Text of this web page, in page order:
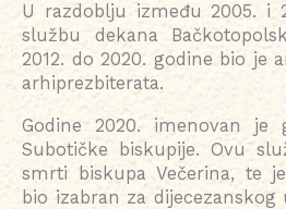
U razdoblju između 2005. i
službu dekana
2012. do 2020. godine bio je
arhiprezbiterata.
Godine 2020. imenovan je
Subotičke biskupije. Ovu
smrti biskupa Večerina, te
bio izabran za